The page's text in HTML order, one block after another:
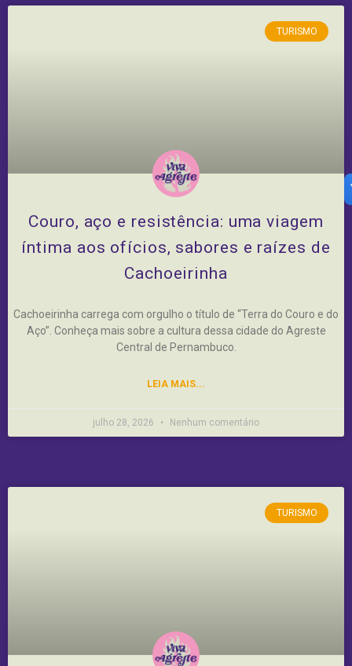
TURISMO
Couro, aço e resistência: uma viagem
íntima aos ofícios, sabores e raízes de
Cachoeirinha
Cachoeirinha carrega com orgulho o título de “Terra do Couro e do
Aço”. Conheça mais sobre a cultura dessa cidade do Agreste
Central de Pernambuco.
LEIA MAIS...
julho 28, 2026 Nenhum comentário
TURISMO